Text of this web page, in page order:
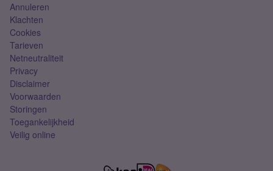
Annuleren
Klachten
Cookies
Tarieven
Netneutraliteit
Privacy
Disclaimer
Voorwaarden
Storingen
Toegankelijkheid
Veilig online